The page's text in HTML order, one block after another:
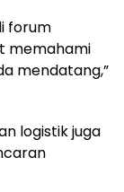
forum
memahami
mendatang,”
logistik juga